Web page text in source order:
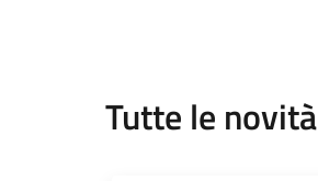
Tutte le novità